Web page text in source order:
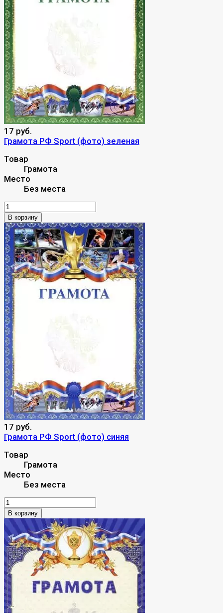
17 руб.
Грамота РФ Sport (фото) зеленая
Товар
Грамота
Место
Без места
В корзину
17 руб.
Грамота РФ Sport (фото) синяя
Товар
Грамота
Место
Без места
В корзину